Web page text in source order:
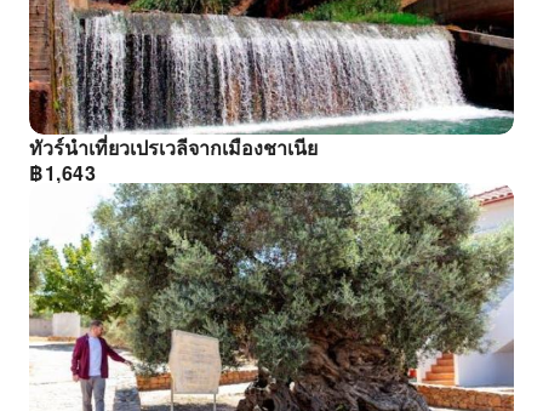
ทัวร์นําเที่ยวเปรเวลีจากเมืองชาเนีย
฿1,643